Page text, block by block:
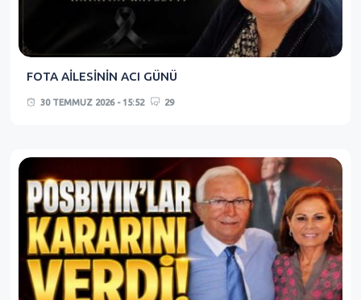
FOTA AİLESİNİN ACI GÜNÜ
30 TEMMUZ 2026 - 15:52 29